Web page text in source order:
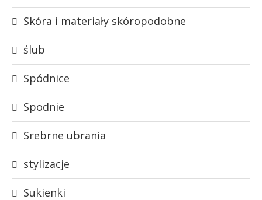
Skóra i materiały skóropodobne
ślub
Spódnice
Spodnie
Srebrne ubrania
stylizacje
Sukienki